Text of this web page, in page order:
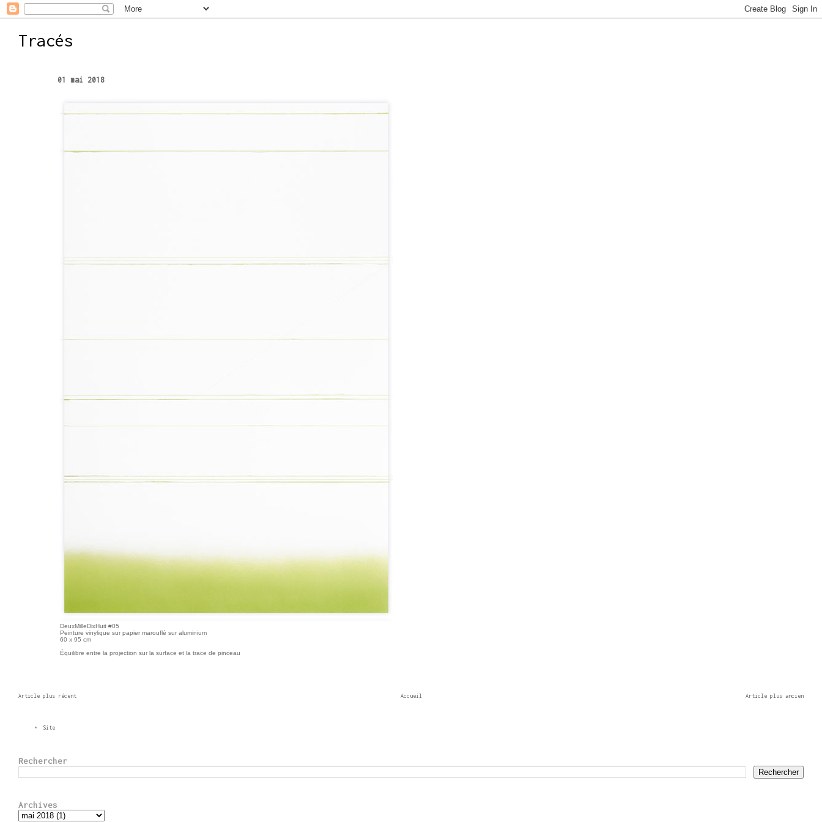
Tracés
01 mai 2018
DeuxMilleDixHuit #05
Peinture vinylique sur papier marouflé sur aluminium
60 x 95 cm
Équilibre entre la projection sur la surface et la trace de pinceau
Article plus récent Article plus ancien
Accueil
Site
Rechercher
Archives